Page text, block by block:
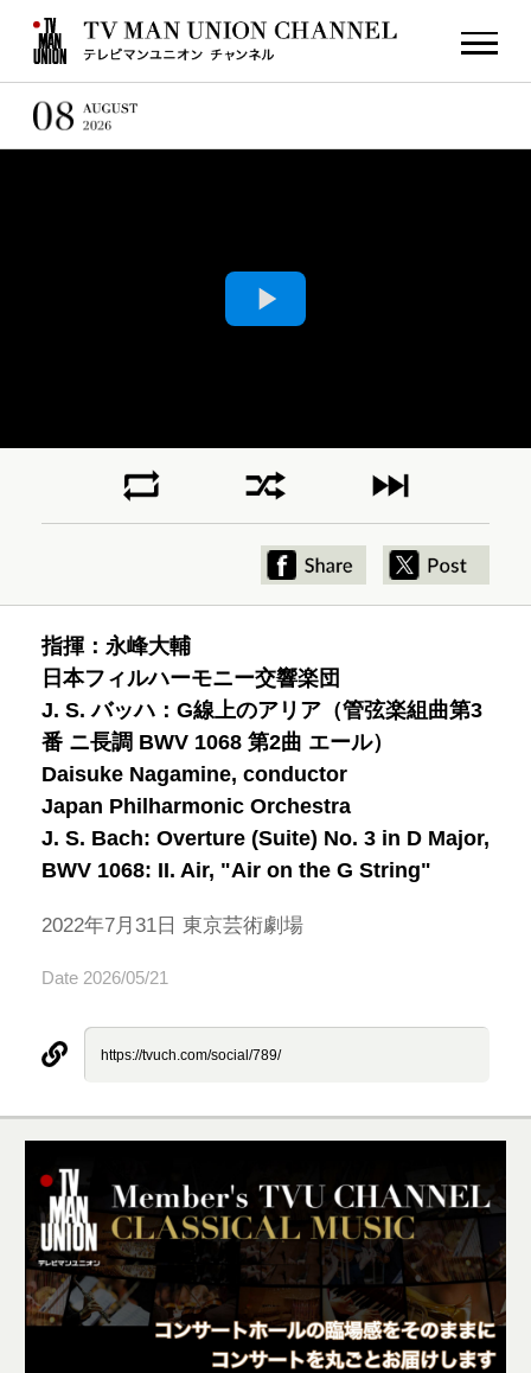
指揮：永峰大輔
日本フィルハーモニー交響楽団
J. S. バッハ：G線上のアリア（管弦楽組曲第3
番 ニ長調 BWV 1068 第2曲 エール）
Daisuke Nagamine, conductor
Japan Philharmonic Orchestra
J. S. Bach: Overture (Suite) No. 3 in D Major,
BWV 1068: II. Air, "Air on the G String"
2022年7月31日 東京芸術劇場
Date 2026/05/21